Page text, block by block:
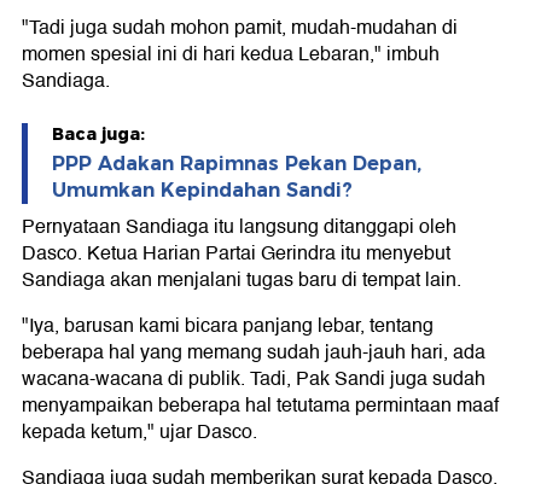
"Tadi juga sudah mohon pamit, mudah-mudahan di
momen spesial ini di hari kedua Lebaran," imbuh
Sandiaga.
Baca juga:
PPP Adakan Rapimnas Pekan Depan,
Umumkan Kepindahan Sandi?
Pernyataan Sandiaga itu langsung ditanggapi oleh
Dasco. Ketua Harian Partai Gerindra itu menyebut
Sandiaga akan menjalani tugas baru di tempat lain.
"Iya, barusan kami bicara panjang lebar, tentang
beberapa hal yang memang sudah jauh-jauh hari, ada
wacana-wacana di publik. Tadi, Pak Sandi juga sudah
menyampaikan beberapa hal tetutama permintaan maaf
kepada ketum," ujar Dasco.